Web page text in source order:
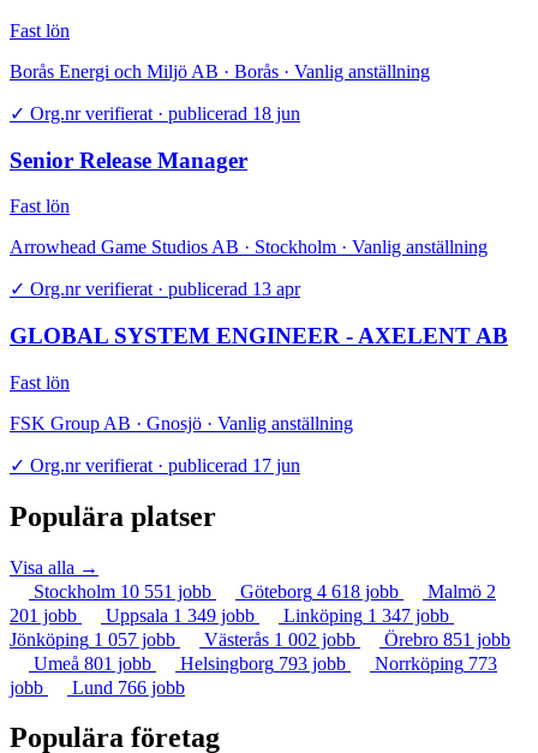
Fast lön
Borås Energi och Miljö AB · Borås · Vanlig anställning
✓ Org.nr verifierat · publicerad 18 jun
Senior Release Manager
Fast lön
Arrowhead Game Studios AB · Stockholm · Vanlig anställning
✓ Org.nr verifierat · publicerad 13 apr
GLOBAL SYSTEM ENGINEER - AXELENT AB
Fast lön
FSK Group AB · Gnosjö · Vanlig anställning
✓ Org.nr verifierat · publicerad 17 jun
Populära platser
Visa alla →
Stockholm 10 551 jobb Göteborg 4 618 jobb Malmö 2
201 jobb
Uppsala 1 349 jobb Linköping 1 347 jobb
Jönköping 1 057 jobb Västerås 1 002 jobb Örebro 851 jobb
Umeå 801 jobb Helsingborg 793 jobb Norrköping 773
jobb
Lund 766 jobb
Populära företag